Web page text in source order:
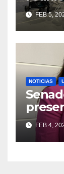
FEB 5,
NOTICIAS
FEB 4,